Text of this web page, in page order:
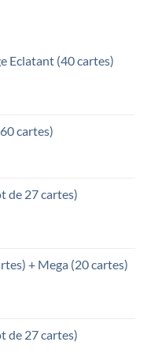
Eclatant (40 cartes)
cartes)
de 27 cartes)
+ Mega (20 cartes)
de 27 cartes)